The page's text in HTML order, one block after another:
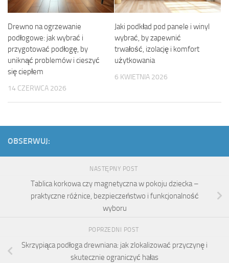
Drewno na ogrzewanie
podłogowe: jak wybrać i
przygotować podłogę, by
uniknąć problemów i cieszyć
się ciepłem
14 CZERWCA 2026
Jaki podkład pod panele i winyl
wybrać, by zapewnić
trwałość, izolację i komfort
użytkowania
6 KWIETNIA 2026
OBSERWUJ:
NASTĘPNY POST
Tablica korkowa czy magnetyczna w pokoju dziecka –
praktyczne różnice, bezpieczeństwo i funkcjonalność
wyboru
POPRZEDNI POST
Skrzypiąca podłoga drewniana: jak zlokalizować przyczynę i
skutecznie ograniczyć hałas